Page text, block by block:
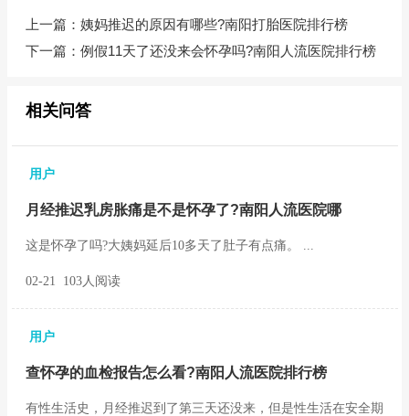
上一篇： 姨妈推迟的原因有哪些?南阳打胎医院排行榜
下一篇： 例假11天了还没来会怀孕吗?南阳人流医院排行榜
相关问答
用户
月经推迟乳房胀痛是不是怀孕了?南阳人流医院哪
这是怀孕了吗?大姨妈延后10多天了肚子有点痛。 ...
02-21 103人阅读
用户
查怀孕的血检报告怎么看?南阳人流医院排行榜
有性生活史，月经推迟到了第三天还没来，但是性生活在安全期